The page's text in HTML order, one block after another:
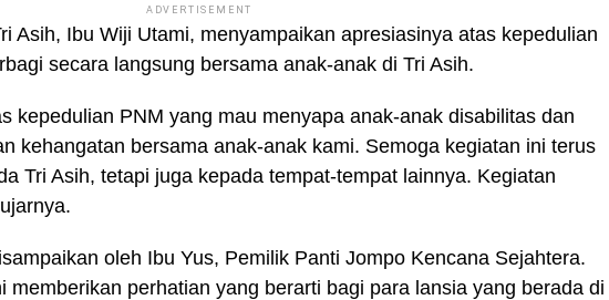
ADVERTISEMENT
Asih, Ibu Wiji Utami, menyampaikan apresiasinya atas kepedulian
secara langsung bersama anak-anak di Tri Asih.
kepedulian PNM yang mau menyapa anak-anak disabilitas dan
kehangatan bersama anak-anak kami. Semoga kegiatan ini terus
Tri Asih, tetapi juga kepada tempat-tempat lainnya. Kegiatan
oleh Ibu Yus, Pemilik Panti Jompo Kencana Sejahtera.
memberikan perhatian yang berarti bagi para lansia yang berada di